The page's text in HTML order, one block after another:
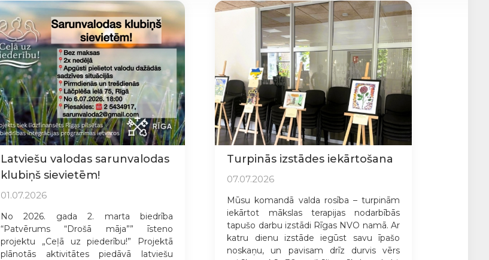
Latviešu valodas sarunvalodas
klubiņš sievietēm!
01.07.2026
No 2026. gada 2. marta biedrība
“Patvērums “Drošā māja”” īsteno
projektu „Ceļā uz piederību!” Projektā
plānotās aktivitātes piedāvā latviešu
Turpinās izstādes iekārtošana
07.07.2026
Mūsu komandā valda rosība – turpinām
iekārtot mākslas terapijas nodarbībās
tapušo darbu izstādi Rīgas NVO namā. Ar
katru dienu izstāde iegūst savu īpašo
noskaņu, un pavisam drīz durvis vērs